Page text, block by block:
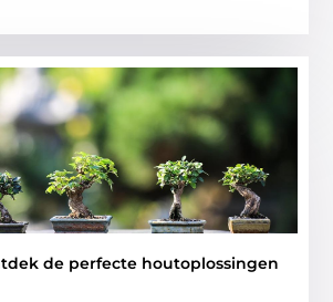
de perfecte houtoplossingen